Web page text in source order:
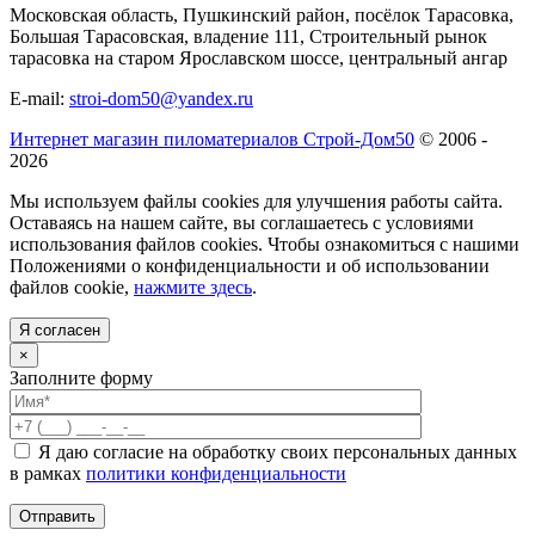
Московская область, Пушкинский район, посёлок Тарасовка,
Большая Тарасовская, владение 111, Строительный рынок
тарасовка на старом Ярославском шоссе, центральный ангар
E-mail: stroi-dom50@yandex.ru
Интернет магазин пиломатериалов Строй-Дом50 © 2006 -
2026
Мы используем файлы cookies для улучшения работы сайта.
Оставаясь на нашем сайте, вы соглашаетесь с условиями
использования файлов cookies. Чтобы ознакомиться с нашими
Положениями о конфиденциальности и об использовании
файлов cookie, нажмите здесь.
Я согласен
×
Заполните форму
Я даю согласие на обработку своих персональных данных
в рамках политики конфиденциальности